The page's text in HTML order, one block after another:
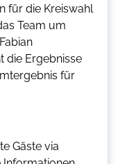
für die Kreiswahl
Team um
die Ergebnisse
für
Gäste via